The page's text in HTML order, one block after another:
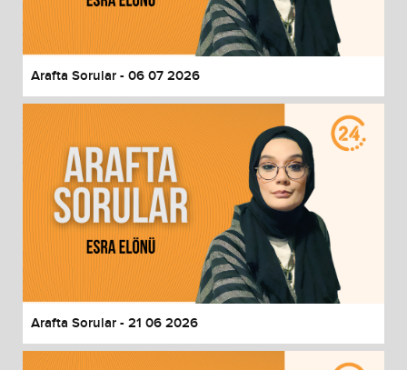
Arafta Sorular - 06 07 2026
Arafta Sorular - 21 06 2026